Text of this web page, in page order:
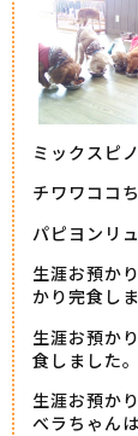
ミックスピ
チワワココ
パピヨンリ
生涯お預か
かり完食しま
生涯お預か
食しました。
生涯お預か
べラちゃん